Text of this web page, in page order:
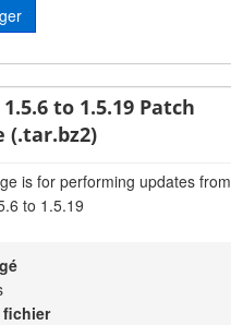
to 1.5.19 Patch
(.tar.bz2)
is for performing updates from
to 1.5.19
fichier